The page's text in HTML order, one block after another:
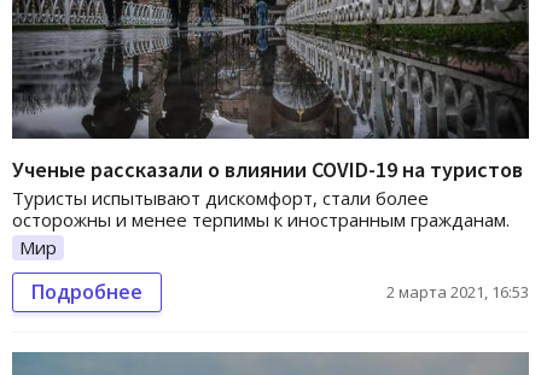
Ученые рассказали о влиянии COVID-19 на туристов
Туристы испытывают дискомфорт, стали более
осторожны и менее терпимы к иностранным гражданам.
Мир
Подробнее 2 марта 2021, 16:53